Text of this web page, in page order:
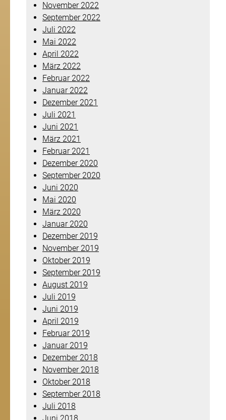
November 2022
September 2022
Juli 2022
Mai 2022
April 2022
März 2022
Februar 2022
Januar 2022
Dezember 2021
Juli 2021
Juni 2021
März 2021
Februar 2021
Dezember 2020
September 2020
Juni 2020
Mai 2020
März 2020
Januar 2020
Dezember 2019
November 2019
Oktober 2019
September 2019
August 2019
Juli 2019
Juni 2019
April 2019
Februar 2019
Januar 2019
Dezember 2018
November 2018
Oktober 2018
September 2018
Juli 2018